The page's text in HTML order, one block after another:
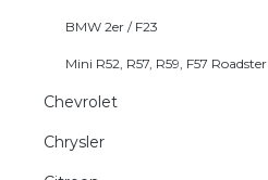
BMW 2er / F23
Mini R52, R57, R59, F57 Roadster
Chevrolet
Chrysler